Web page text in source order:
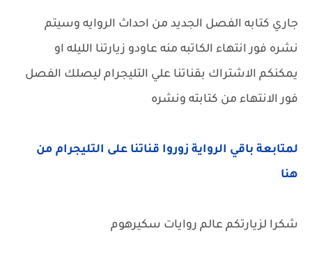
جاري كتابه الفصل الجديد من احداث الروايه وسيتم
نشره فور انتهاء الكاتبه منه عاودو زيارتنا الليله او
يمكنكم الاشتراك بقناتنا علي التليجرام ليصلك الفصل
فور الانتهاء من كتابته ونشره
لمتابعة باقي الرواية زوروا قناتنا على التليجرام من
هنا
شكرا لزيارتكم عالم روايات سكيرهوم